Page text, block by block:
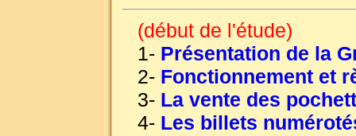
(début de l'étude)
1- Présentation de la
2- Fonctionnement et
3- La vente des
4- Les billets